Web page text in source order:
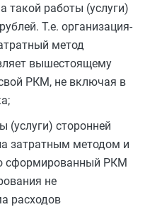
такой работы (услуги)
Т.е. организация-
метод
вышестоящему
РКМ, не включая в
(услуги) сторонней
затратным методом и
сформированный РКМ
не
расходов